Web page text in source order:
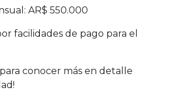
AR$ 550.000
facilidades de pago para el
para conocer más en detalle